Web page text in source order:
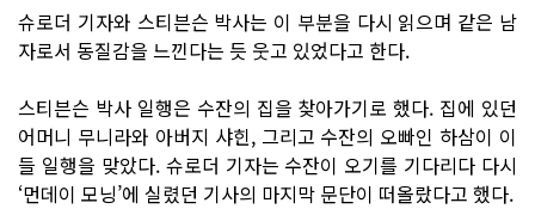
슈로더 기자와 스티븐슨 박사는 이 부분을 다시 읽으며 같은 남
자로서 동질감을 느낀다는 듯 웃고 있었다고 한다.
스티븐슨 박사 일행은 수잔의 집을 찾아가기로 했다. 집에 있던
어머니 무니라와 아버지 샤힌, 그리고 수잔의 오빠인 하삼이 이
들 일행을 맞았다. 슈로더 기자는 수잔이 오기를 기다리다 다시
‘먼데이 모닝’에 실렸던 기사의 마지막 문단이 떠올랐다고 했다.